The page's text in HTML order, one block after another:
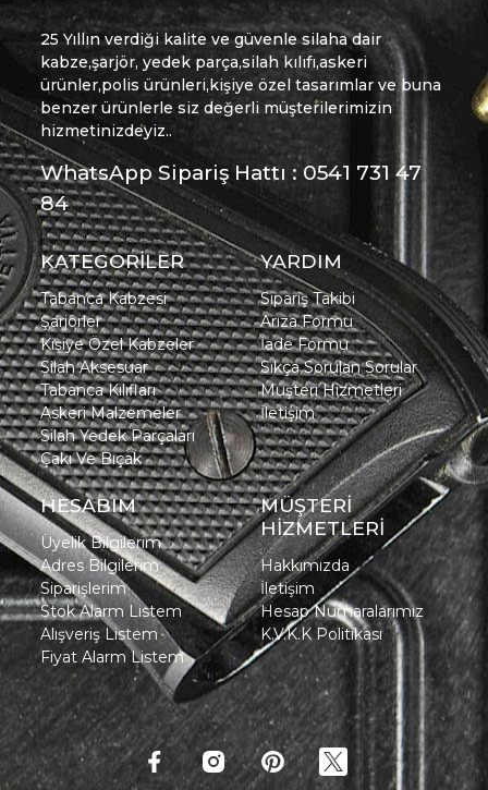
25 Yıllın verdiği kalite ve güvenle silaha dair
kabze,şarjör, yedek parça,silah kılıfı,askeri
ürünler,polis ürünleri,kişiye özel tasarımlar ve buna
benzer ürünlerle siz değerli müşterilerimizin
hizmetinizdeyiz..
WhatsApp Sipariş Hattı : 0541 731 47
84
KATEGORİLER
Tabanca Kabzesi
Şarjörler
Kişiye Özel Kabzeler
Silah Aksesuar
Tabanca Kılıfları
Askeri Malzemeler
Silah Yedek Parçaları
Çakı Ve Bıçak
YARDIM
Sipariş Takibi
Arıza Formu
İade Formu
Sıkça Sorulan Sorular
Müşteri Hizmetleri
İletişim
HESABIM
Üyelik Bilgilerim
Adres Bilgilerim
Siparişlerim
Stok Alarm Listem
Alışveriş Listem
Fiyat Alarm Listem
MÜŞTERİ
HİZMETLERİ
Hakkımızda
İletişim
Hesap Numaralarımız
K.V.K.K Politikası